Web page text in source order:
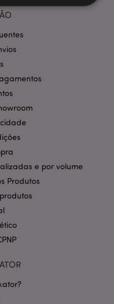
e por volume
Produtos
permitem
tais como login
sítio web não
os cookies